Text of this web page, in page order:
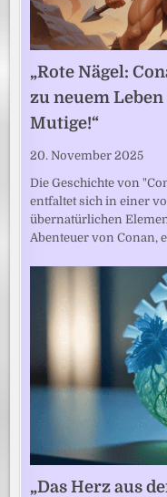
„Rote Nägel:
zu neuem
Mutige!“
20. November 2025
Die Geschichte von
entfaltet sich in einer
übernatürlichen
Abenteuer von Conan,
„Das Herz aus